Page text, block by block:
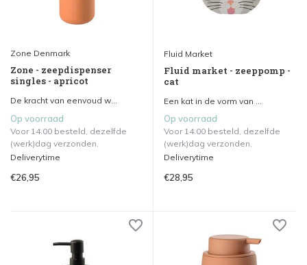
Zone Denmark
Zone - zeepdispenser
singles - apricot
De kracht van eenvoud w...
Op voorraad
Voor 14.00 besteld, dezelfde
(werk)dag verzonden.
Deliverytime
€26,95
Fluid Market
Fluid market - zeeppomp -
cat
Een kat in de vorm van ...
Op voorraad
Voor 14.00 besteld, dezelfde
(werk)dag verzonden.
Deliverytime
€28,95